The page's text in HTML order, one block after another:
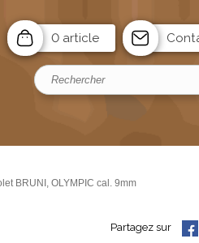
0 article
BRUNI, OLYMPIC cal. 9mm
Partagez sur